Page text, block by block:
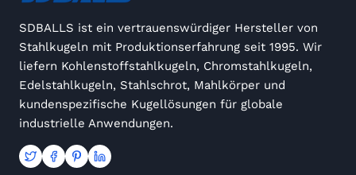
SDBALLS ist ein vertrauenswürdiger Hersteller von
Stahlkugeln mit Produktionserfahrung seit 1995. Wir
liefern Kohlenstoffstahlkugeln, Chromstahlkugeln,
Edelstahlkugeln, Stahlschrot, Mahlkörper und
kundenspezifische Kugellösungen für globale
industrielle Anwendungen.